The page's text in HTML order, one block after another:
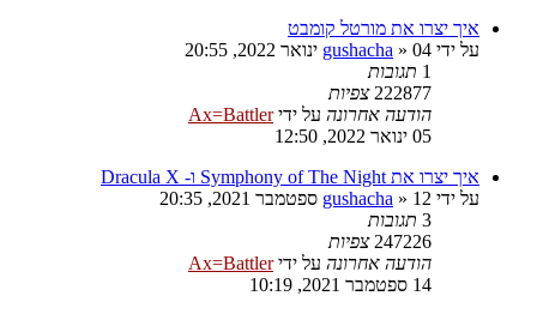
איך יצרו את מורטל קומבט
על ידי
gushacha » 04 ינואר 2022, 20:55
1 תגובות
222877 צפיות
הודעה אחרונה על ידיAx=Battler
05 ינואר 2022, 12:50
איך יצרו את Symphony of The Night ו- Dracula X
על ידי
gushacha » 12 ספטמבר 2021, 20:35
3 תגובות
247226 צפיות
הודעה אחרונה על ידיAx=Battler
14 ספטמבר 2021, 10:19